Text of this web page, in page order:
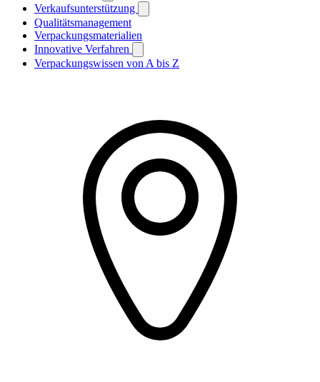
Verkaufsunterstützung
Qualitätsmanagement
Verpackungsmaterialien
Innovative Verfahren
Verpackungswissen von A bis Z